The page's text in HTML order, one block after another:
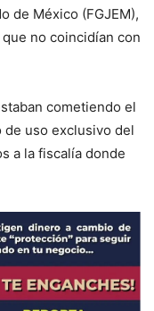
de México (FGJEM),
que no coincidían con
cometiendo el
uso exclusivo del
a la fiscalía donde